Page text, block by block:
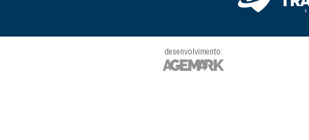
desenvolvimento: